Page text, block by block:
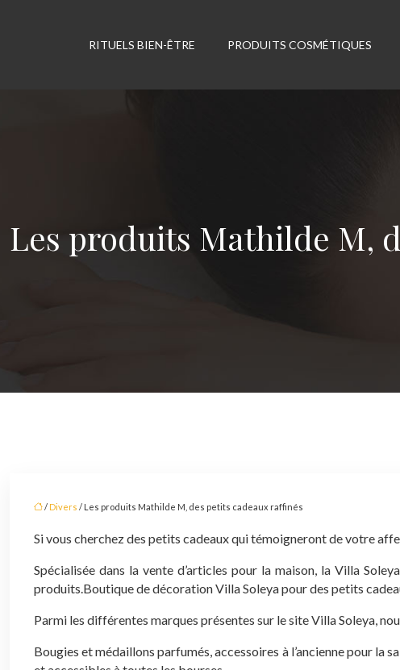
PRODUITS COSMÉTIQUES
RITUELS BIEN-ÊTRE
Les produits Mathilde M,
/ Divers / Les produits Mathilde M, des petits cadeaux raffinés
Si vous cherchez des petits cadeaux qui témoigneront de votre
Spécialisée dans la vente d’articles pour la maison, la Villa
produits.Boutique de décoration Villa Soleya pour des petits
Parmi les différentes marques présentes sur le site Villa Soleya,
Bougies et médaillons parfumés, accessoires à l’ancienne pour